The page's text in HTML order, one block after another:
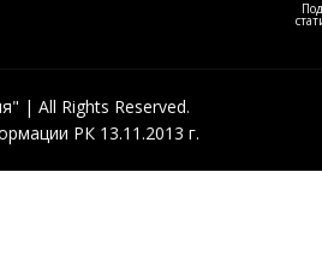
| All Rights Reserved.
РК 13.11.2013 г.